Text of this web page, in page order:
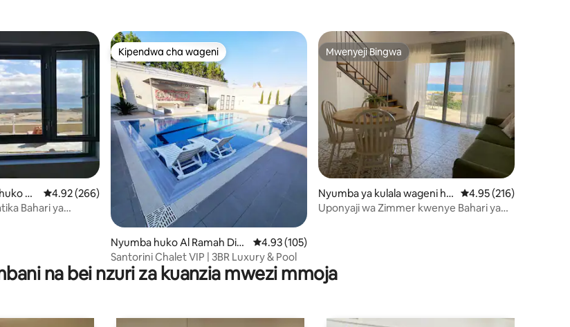
5, tathmini 55
Av
Ukadiriaji wa wastani wa 4.92 kati ya 5, tathmini 266
4.92 (266)
Bahari ya
Kipendwa cha wageni
Kipendwa cha wageni
Nyumba huko Al Ramah Dist
rict
Ukadiriaji wa wastani wa 4.93 kati ya 5, tathmini 105
4.93 (105)
Santorini Chalet VIP | 3BR Luxury & Pool
Mwenyeji Bingwa
Mwenyeji Bingwa
Nyumba ya kulala wageni hu
ko Avnat
Ukadiriaji wa wastani
4.95 (216)
Uponyaji wa Zimmer kwenye Bahari ya
na bei nzuri za kuanzia mwezi mmoja